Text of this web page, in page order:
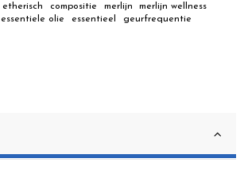
etherisch compositie merlijn
merlijn wellness
essentiele olie essentieel
geurfrequentie